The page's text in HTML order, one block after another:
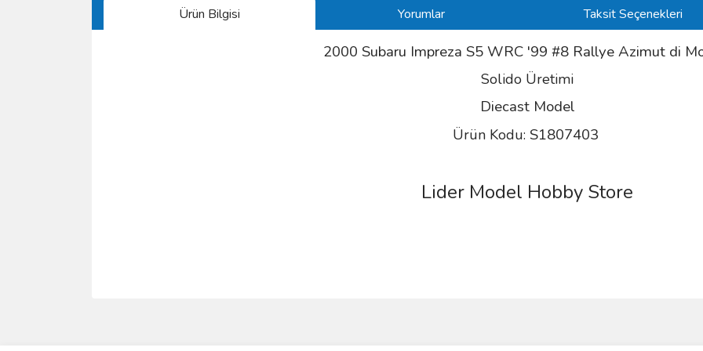
Ürün Bilgisi Yorumlar Taksit Seçenekleri
2000 Subaru Impreza S5 WRC '99 #8 Rallye Azimut di
Solido Üretimi
Diecast Model
Ürün Kodu: S1807403
Lider Model Hobby Store